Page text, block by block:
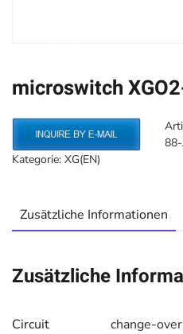
microswitch
Kategorie: XG(EN)
Zusätzliche Informationen
Zusätzliche
Circuit change-